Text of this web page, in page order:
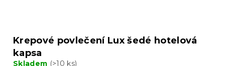
Krepové povlečení Lux šedé hotelová
kapsa
Skladem (>10 ks)